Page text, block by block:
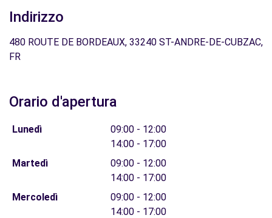
Indirizzo
480 ROUTE DE BORDEAUX, 33240 ST-ANDRE-DE-CUBZAC,
FR
Orario d'apertura
Lunedì
09:00 - 12:00
14:00 - 17:00
Martedì
09:00 - 12:00
14:00 - 17:00
Mercoledì
09:00 - 12:00
14:00 - 17:00